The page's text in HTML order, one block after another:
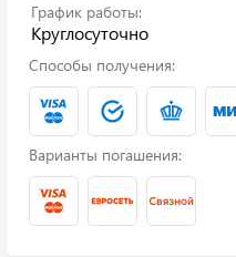
График работы:
Круглосуточно
Способы получения:
Варианты погашения: